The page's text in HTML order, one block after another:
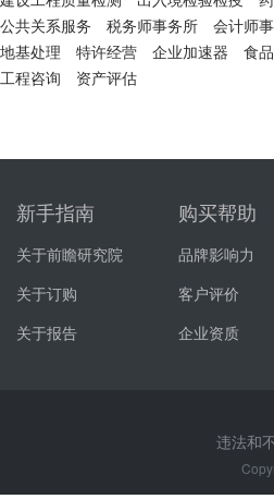
公共关系服务
税务师事务所 会计师
地基处理
特许经营 企业加速器 食
工程咨询
资产评估
新手指南
关于前瞻研究院
关于订购
关于报告
购买帮助
品牌影响力
客户评价
企业资质
违法和